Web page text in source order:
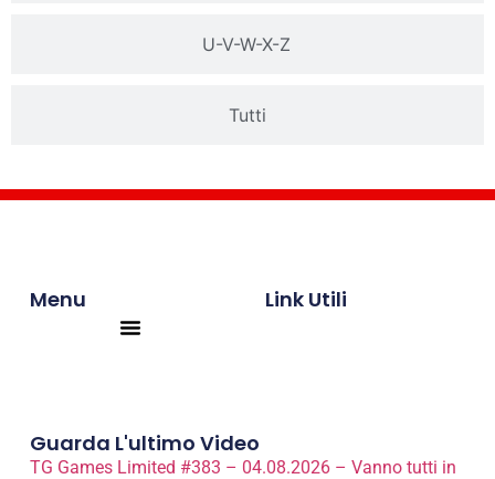
U-V-W-X-Z
Tutti
Menu Link Utili
Guarda L'ultimo Video
TG Games Limited #383 – 04.08.2026 – Vanno tutti in